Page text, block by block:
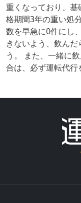
重くなっており、
格期間3年の重い処
数を早急に0件にし
きないよう、飲ん
う。 また、一緒に
合は、必ず運転代行